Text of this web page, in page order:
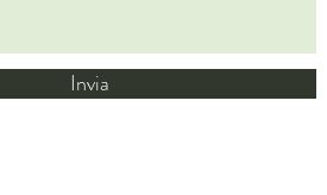
Invia